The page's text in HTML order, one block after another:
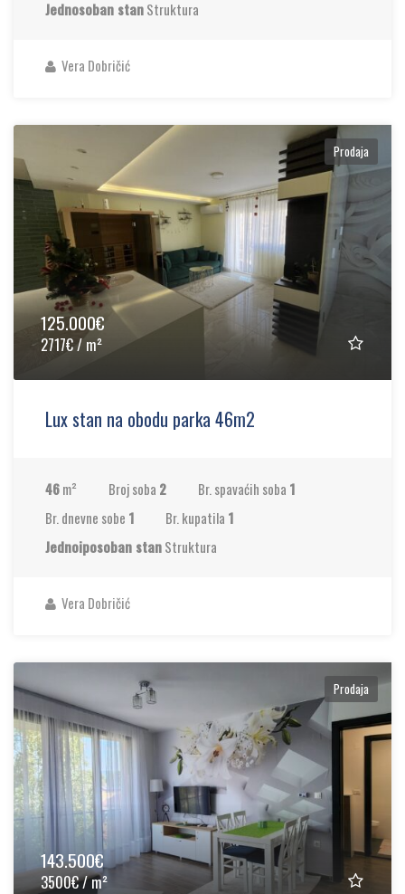
Jednosoban stanStruktura
Vera Dobričić
Prodaja
125.000€
2717€ / m²
Lux stan na obodu parka 46m2
46m² Broj soba 2 Br. spavaćih soba 1
Br. dnevne sobe 1 Br. kupatila 1
Jednoiposoban stanStruktura
Vera Dobričić
Prodaja
143.500€
3500€ / m²